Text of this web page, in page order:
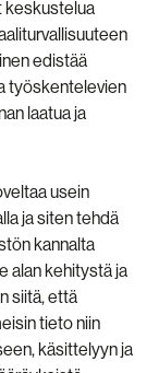
keskustelua
edistää
työskentelevien
laatua ja
usein
ja siten tehdä
kannalta
alan kehitystä ja
siitä, että
tieto niin
käsittelyyn ja